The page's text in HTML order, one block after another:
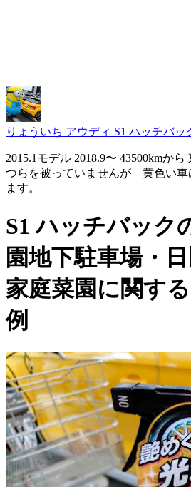
りょういち アウディ S1 ハッチバッ
2015.1モデル 2018.9〜 43500kmか
つらを被っていませんが 黄色い車
ます。
S1 ハッチバック
園地下駐車場・
家庭菜園に関す
例